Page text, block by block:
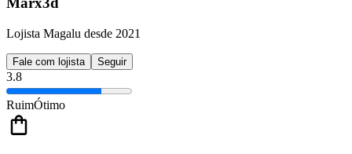
Lojista Magalu desde 2021
Fale com lojista Seguir
3.8
RuimÓtimo